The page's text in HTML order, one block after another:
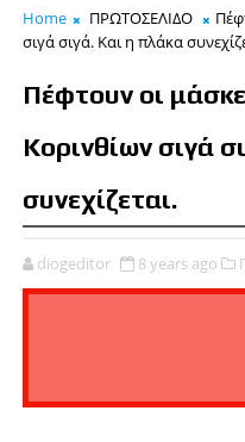
Home ΠΡΩΤΟΣΕΛΙΔΟ
σιγά σιγά. Και η πλάκα
Πέφτουν οι
Κορινθίων σιγά
συνεχίζεται.
diogeditor 8 years ago